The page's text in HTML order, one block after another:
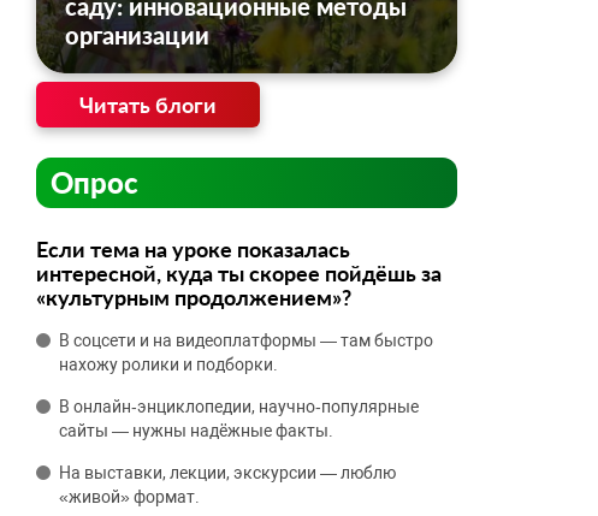
саду: инновационные методы
организации
Читать блоги
Опрос
Если тема на уроке показалась
интересной, куда ты скорее пойдёшь за
«культурным продолжением»?
В соцсети и на видеоплатформы — там быстро
нахожу ролики и подборки.
В онлайн‑энциклопедии, научно‑популярные
сайты — нужны надёжные факты.
На выставки, лекции, экскурсии — люблю
«живой» формат.